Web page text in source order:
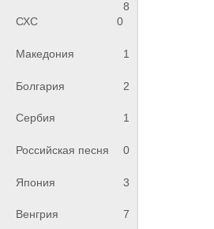
8
СХС
0
Македония 1
Болгария 2
Сербия 1
Российская песня 0
Япония 3
Венгрия 7